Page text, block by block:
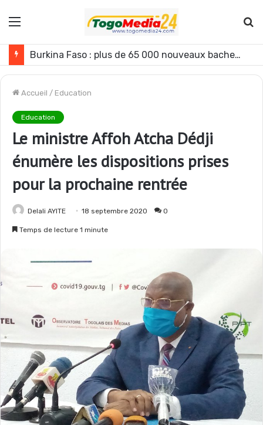
Menu
Burkina Faso : plus de 65 000 nouveaux bacheliers débutent leur immersion patriotique
Accueil / Education
Education
Le ministre Affoh Atcha Dédji
énumère les dispositions prises
pour la prochaine rentrée
Delali AYITE 18 septembre 2020 0
Temps de lecture 1 minute